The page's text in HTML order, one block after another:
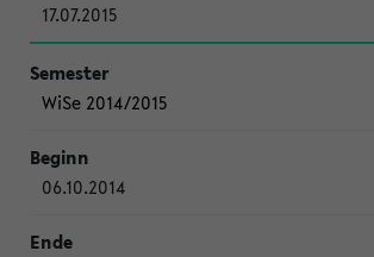
17.07.2015
WiSe 2014/2015
06.10.2014